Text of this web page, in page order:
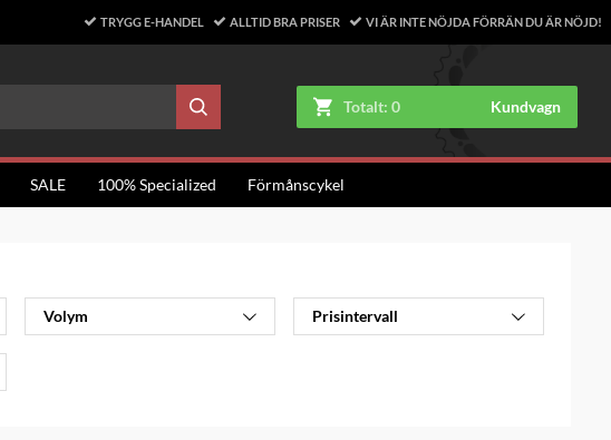
TRYGG E-HANDEL ALLTID BRA PRISER VI ÄR INTE NÖJDA FÖRRÄN DU ÄR NÖJD!
Totalt: 0 Kundvagn
SALE 100% Specialized Förmånscykel
Volym Prisintervall